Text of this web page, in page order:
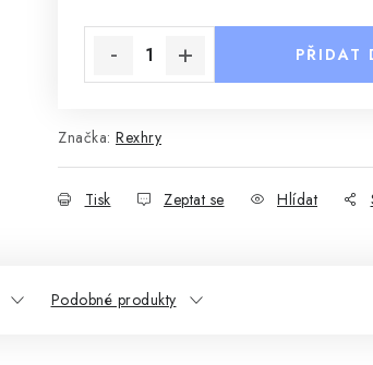
PŘIDAT
Značka: Rexhry
Tisk Zeptat se Hlídat
Podobné produkty